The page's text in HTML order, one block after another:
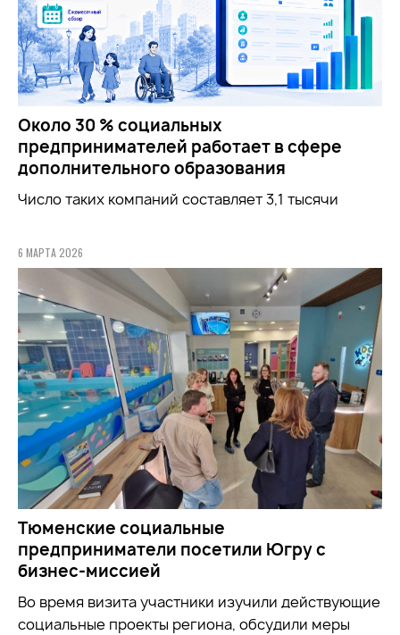
Около 30 % социальных
предпринимателей работает в сфере
дополнительного образования
Число таких компаний составляет 3,1 тысячи
6 МАРТА 2026
Тюменские социальные
предприниматели посетили Югру с
бизнес-миссией
Во время визита участники изучили действующие
социальные проекты региона, обсудили меры